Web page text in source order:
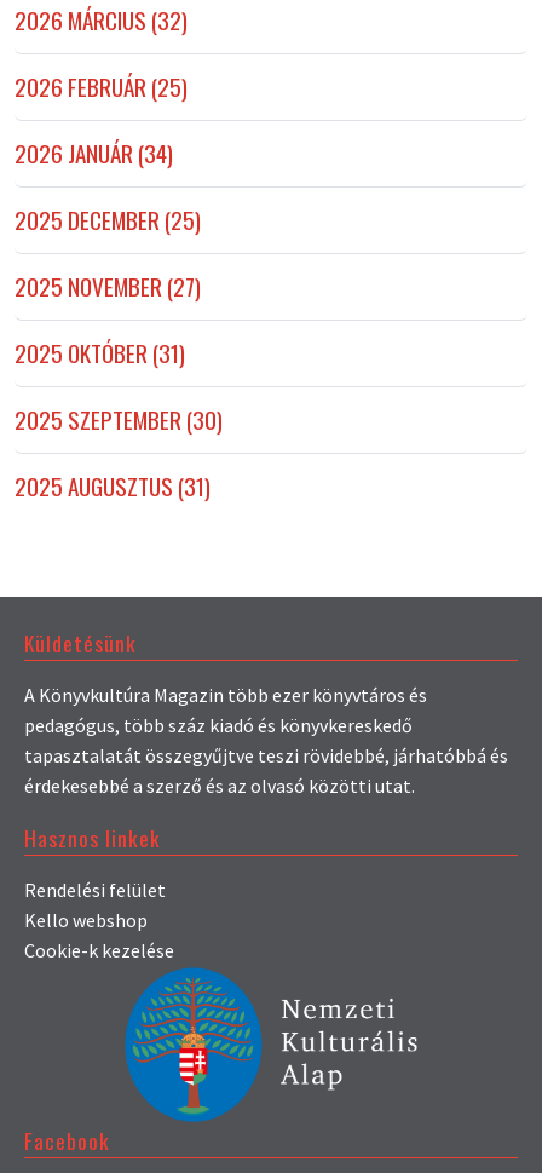
2026 MÁRCIUS (32)
2026 FEBRUÁR (25)
2026 JANUÁR (34)
2025 DECEMBER (25)
2025 NOVEMBER (27)
2025 OKTÓBER (31)
2025 SZEPTEMBER (30)
2025 AUGUSZTUS (31)
Küldetésünk
A Könyvkultúra Magazin több ezer könyvtáros és
pedagógus, több száz kiadó és könyvkereskedő
tapasztalatát összegyűjtve teszi rövidebbé, járhatóbbá és
érdekesebbé a szerző és az olvasó közötti utat.
Hasznos linkek
Rendelési felület
Kello webshop
Cookie-k kezelése
Facebook